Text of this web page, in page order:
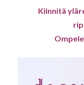
Kiinnitä